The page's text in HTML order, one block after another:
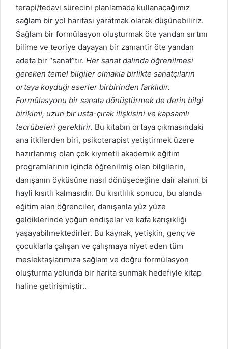
terapi/tedavi sürecini planlamada kullanacağımız
sağlam bir yol haritası yaratmak olarak düşünebiliriz.
Sağlam bir formülasyon oluşturmak öte yandan sırtını
bilime ve teoriye dayayan bir zamantir öte yandan
adeta bir “sanat”tır. Her sanat dalında öğrenilmesi
gereken temel bilgiler olmakla birlikte sanatçıların
ortaya koyduğı eserler birbirinden farklıdır.
Formülasyonu bir sanata dönüştürmek de derin bilgi
birikimi, uzun bir usta-çırak ilişkisini ve kapsamlı
tecrübeleri gerektirir. Bu kitabın ortaya çıkmasındaki
ana itkilerden biri, psikoterapist yetiştirmek üzere
hazırlanmış olan çok kıymetli akademik eğitim
programlarının içinde öğrenilmiş olan bilgilerin,
danışanın öyküsüne nasıl dönüşeceğine dair alanın bi
hayli kısıtlı kalmasıdır. Bu kısıtlılık sonucu, bu alanda
eğitim alan öğrenciler, danışanla yüz yüze
geldiklerinde yoğun endişelar ve kafa karışıklığı
yaşayabilmektedirler. Bu kaynak, yetişkin, genç ve
çocuklarla çalışan ve çalışmaya niyet eden tüm
meslektaşlarımıza sağlam ve doğru formülasyon
oluşturma yolunda bir harita sunmak hedefiyle kitap
haline getirişmiştir..